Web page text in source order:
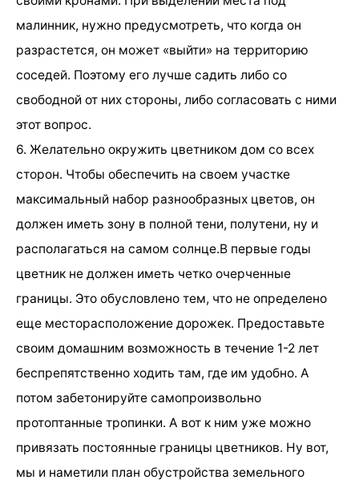
малинник, нужно предусмотреть, что когда он
разрастется, он может «выйти» на территорию
соседей. Поэтому его лучше садить либо со
свободной от них стороны, либо согласовать с ними
этот вопрос.
6. Желательно окружить цветником дом со всех
сторон. Чтобы обеспечить на своем участке
максимальный набор разнообразных цветов, он
должен иметь зону в полной тени, полутени, ну и
располагаться на самом солнце.В первые годы
цветник не должен иметь четко очерченные
границы. Это обусловлено тем, что не определено
еще месторасположение дорожек. Предоставьте
своим домашним возможность в течение 1-2 лет
беспрепятственно ходить там, где им удобно. А
потом забетонируйте самопроизвольно
протоптанные тропинки. А вот к ним уже можно
привязать постоянные границы цветников. Ну вот,
мы и наметили план обустройства земельного